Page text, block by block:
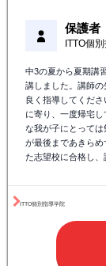
保護者
ITTO個
中3の夏から夏期講
講しました。講師
良く指導してくだ
に寄り、一度帰宅
な我が子にとって
が最後まであきら
た志望校に合格し、
ITTO個別指導学院